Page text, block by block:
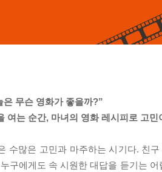
은 무슨 영화가 좋을까?”
여는 순간, 마녀의 영화 레시피로 고
수많은 고민과 마주하는 시기다. 친
구에게도 속 시원한 대답을 듣기는